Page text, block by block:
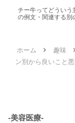
チー牛ってどういう
の例文・関連する別
ホーム 趣味
ン別から良いこと
-美容医療-